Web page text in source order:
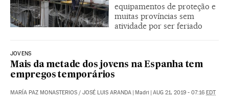
equipamentos de proteção e
muitas províncias sem
atividade por ser feriado
JOVENS
Mais da metade dos jovens na Espanha tem
empregos temporários
MARÍA PAZ MONASTERIOS / JOSÉ LUIS ARANDA Madri AUG 21, 2019 - 07:16 EDT